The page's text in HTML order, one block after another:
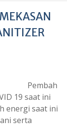
Pembah
19 saat ini
energi saat ini
serta